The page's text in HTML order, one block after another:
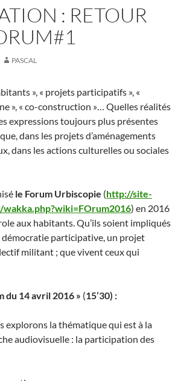
: RETOUR
PASCAL
», « projets participatifs », «
», « co-construction »… Quelles réalités
expressions toujours plus présentes
dans les projets d’aménagements
dans les actions culturelles ou sociales
le Forum Urbiscopie (http://site-
) en 2016
aux habitants. Qu’ils soient impliqués
démocratie participative, un projet
militant ; que vivent ceux qui
du 14 avril 2016 » (15’30) :
explorons la thématique qui est à la
audiovisuelle : la participation des